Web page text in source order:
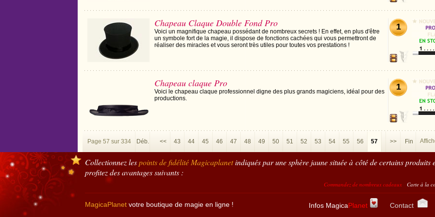
Chapeau Claque Double Fond Pro
Voici un magnifique chapeau possédant de nombreux secrets ! En effet, en plus d'être
un symbole fort de la magie, il dispose de fonctions cachées qui vous permettront de
réaliser des miracles et vous seront très utiles pour toutes vos prestations !
1
Chapeau claque Pro
Voici le chapeau claque professionnel digne des plus grands magiciens, idéal pour des
productions.
1
Page 57 sur 334 Déb. << 43 44 45 46 47 48 49 50 51 52 53 54 55 56 57 >> Fin
Collectionnez lespoints de fidélité Magicaplanetindiqués par une sphère jaune située à côté de certains produits
profitez des avantages suivants :
Commandez de nombreux cadeaux Carte à la corde = 15 points
MagicaPlanet votre boutique de magie en ligne ! Infos MagicaPlanet Contact